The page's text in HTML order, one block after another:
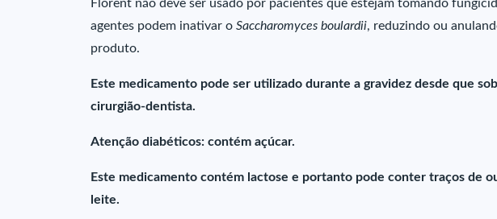
Florent não deve ser usado por pacientes que estejam tomando
agentes podem inativar o Saccharomyces boulardii, reduzindo ou
produto.
Este medicamento pode ser utilizado durante a gravidez desde que
cirurgião-dentista.
Atenção diabéticos: contém açúcar.
Este medicamento contém lactose e portanto pode conter traços de
leite.